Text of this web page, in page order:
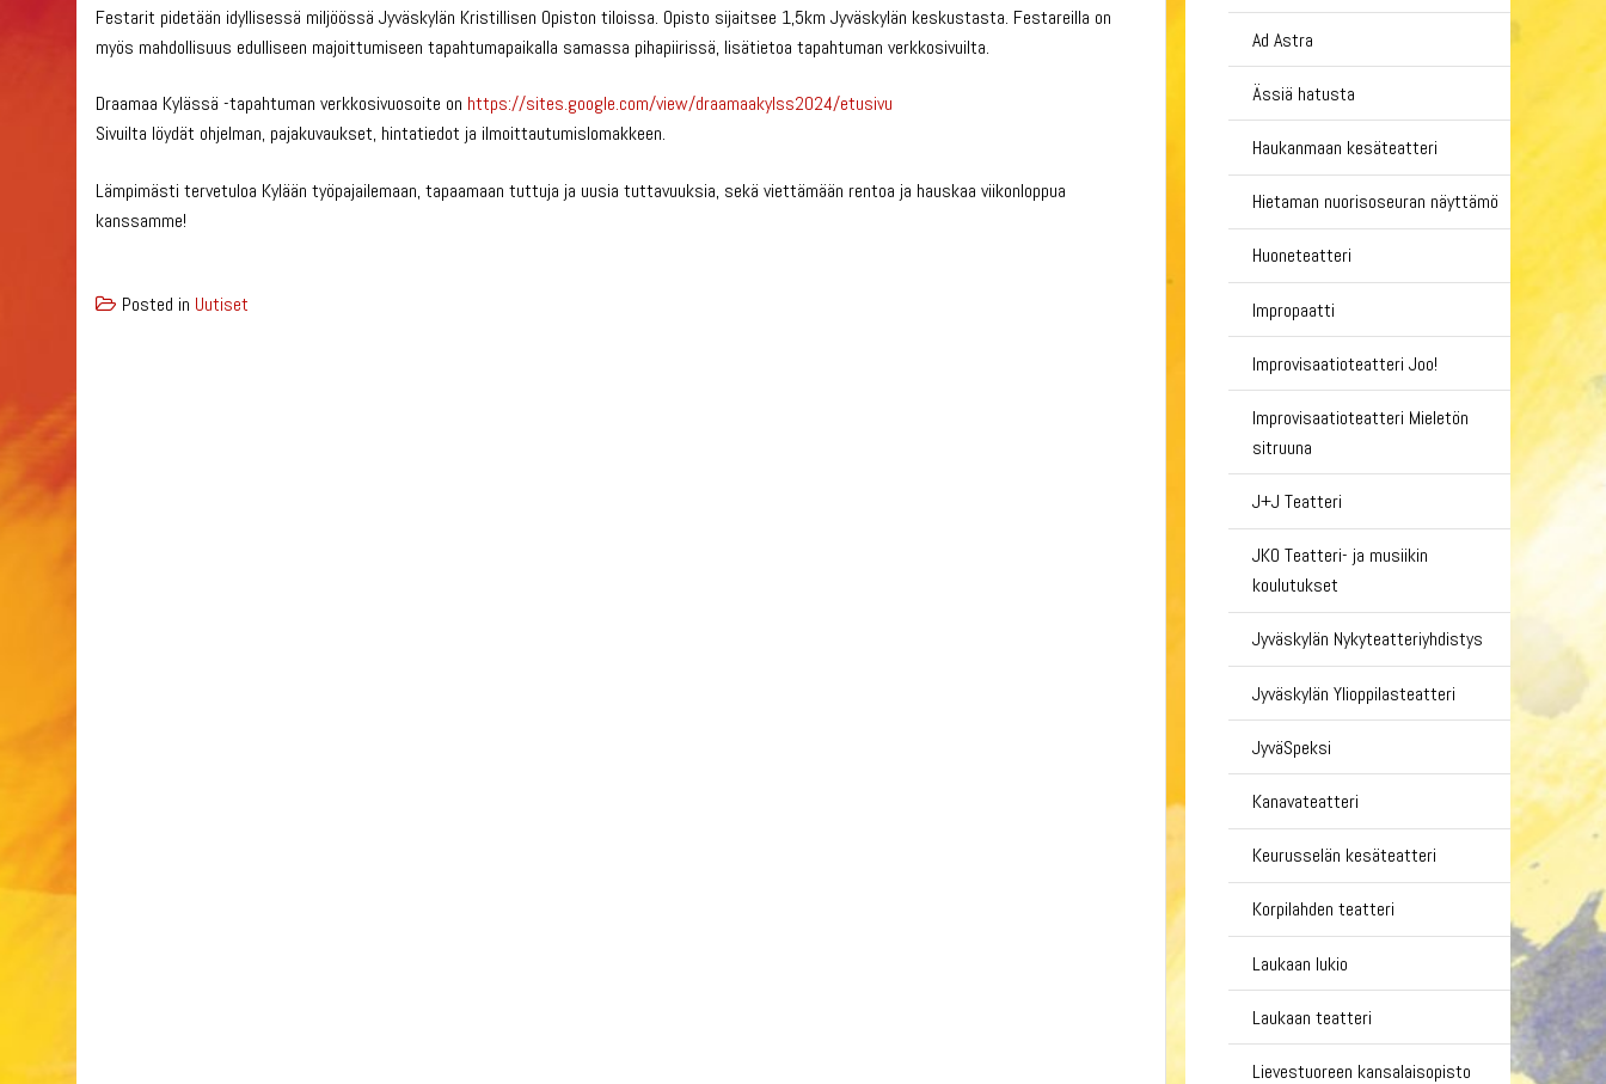
Festarit pidetään idyllisessä miljöössä Jyväskylän Kristillisen Opiston tiloissa. Opisto sijaitsee 1,5km Jyväskylän keskustasta. Festareilla on
myös mahdollisuus edulliseen majoittumiseen tapahtumapaikalla samassa pihapiirissä, lisätietoa tapahtuman verkkosivuilta.
Draamaa Kylässä -tapahtuman verkkosivuosoite on https://sites.google.com/view/draamaakylss2024/etusivu
Sivuilta löydät ohjelman, pajakuvaukset, hintatiedot ja ilmoittautumislomakkeen.
Lämpimästi tervetuloa Kylään työpajailemaan, tapaamaan tuttuja ja uusia tuttavuuksia, sekä viettämään rentoa ja hauskaa viikonloppua
kanssamme!
Posted in Uutiset
Ad Astra
Ässiä hatusta
Haukanmaan kesäteatteri
Hietaman nuorisoseuran näyttämö
Huoneteatteri
Impropaatti
Improvisaatioteatteri Joo!
Improvisaatioteatteri Mieletön
sitruuna
J+J Teatteri
JKO Teatteri- ja musiikin
koulutukset
Jyväskylän Nykyteatteriyhdistys
Jyväskylän Ylioppilasteatteri
JyväSpeksi
Kanavateatteri
Keurusselän kesäteatteri
Korpilahden teatteri
Laukaan lukio
Laukaan teatteri
Lievestuoreen kansalaisopisto